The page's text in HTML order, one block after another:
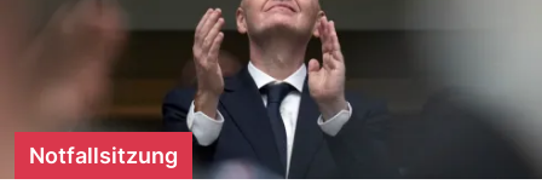
Notfallsitzung